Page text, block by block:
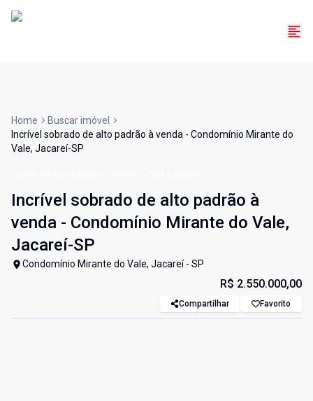
Home
Buscar imóvel
Incrível sobrado de alto padrão à venda - Condomínio Mirante do
Vale, Jacareí-SP
Incrível sobrado de alto padrão à
venda - Condomínio Mirante do Vale,
Jacareí-SP
Condomínio Mirante do Vale, Jacareí - SP
R$ 2.550.000,00
Compartilhar Favorito